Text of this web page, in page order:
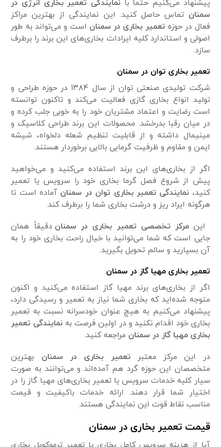
پیشنهاد می‌کنیم حتماً با نمایندگی تعمیر بخاری انرژی در
سمنان تماس حاصل کنید. این نمایندگی از بهترین مراکز
فعال در حوزه تعمیر بخاری در سمنان است و می‌تواند به طور
اصولی و استاندارد کلیه ایرادات بخاری‌های این برند را برطرف
سازد.
تعمیر بخاری توان در سمنان
شرکت تولیدی صنعتی توان از سال ۱۳۸۴ در حوزه طراحی و
تولید انواع بخاری گازی فعالیت می‌کند و تاکنون توانسته
است رضایت و اعتماد مشتریان خود را به خوبی جلب کرده و
در میان رقبا بدرخشد. محصولات این برند طراحی کلاسیک و
مینیمال داشته و از قابلیت تنظیم شعله دلخواه، شیشه
ایمن و مقاوم و ظرفیت گرمایی بالایی برخوردار هستند.
اگر از بخاری‌های این برند استفاده می‌کنید و می‌خواهید
پیش از شروع فصل گرما بخاری خود را سرویس یا تعمیر
کنید، نمایندگی تعمیر بخاری توان در سمنان آماده است تا
هرگونه ایراد ریز و درشت بخاری شما را برطرف کند.
این مرکز تخصصی تعمیر بخاری در سمنان دقیقاً همان
جایی است که شما می‌توانید با خیال راحت بخاری خود را به
آن بسپارید و سالم تحویل بگیرید.
تعمیر بخاری مهیا گاز در سمنان
اگر از بخاری‌های برند مهیا گاز استفاده می‌کنید و اکنون
متوجه شده‌اید که بخاری شما نیاز به تعمیر و رسیدگی دارد،
پیشنهاد می‌کنیم به هیچ عنوان خودسرانه نسبت به تعمیر
بخاری خود اقدام نکنید و در اولین فرصت به نمایندگی تعمیر
بخاری مهیا گاز در سمنان مراجعه کنید.
در این مرکز معتبر تعمیر بخاری در سمنان بهترین
متخصصان این حوزه گرد هم آمده‌اند و می‌توانند به صورت
سیار کلیه خدمات سرویس یا تعمیر بخاری‌های مهیا گاز را در
اختیار شما قرار دهند. ارائه خدمات باکیفیت و قیمت
مناسب نقاط قوت این نمایندگی هستند.
قیمت تعمیر بخاری در سمنان